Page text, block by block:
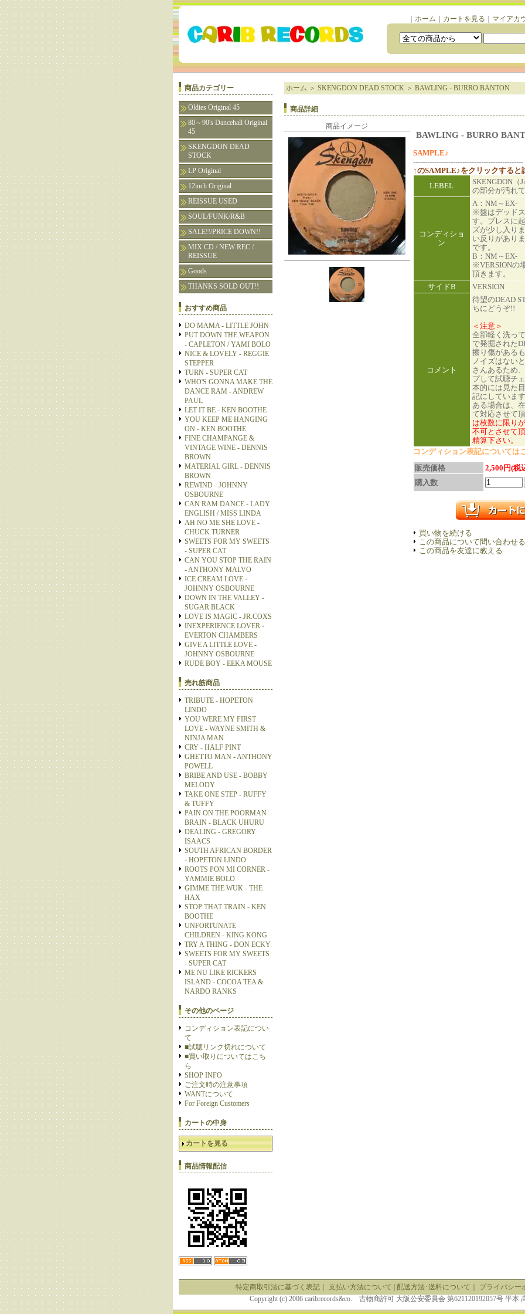
ホーム カートを見る マイアカ
商品カテゴリー
Oldies Original 45
80～90's Dancehall Original
45
SKENGDON DEAD
STOCK
LP Original
12inch Original
REISSUE USED
SOUL/FUNK/R&B
SALE!!/PRICE DOWN!!
MIX CD / NEW REC /
REISSUE
Goods
THANKS SOLD OUT!!
おすすめ商品
DO MAMA - LITTLE JOHN
PUT DOWN THE WEAPON
- CAPLETON / YAMI BOLO
NICE & LOVELY - REGGIE
STEPPER
TURN - SUPER CAT
WHO'S GONNA MAKE THE
DANCE RAM - ANDREW
PAUL
LET IT BE - KEN BOOTHE
YOU KEEP ME HANGING
ON - KEN BOOTHE
FINE CHAMPANGE &
VINTAGE WINE - DENNIS
BROWN
MATERIAL GIRL - DENNIS
BROWN
REWIND - JOHNNY
OSBOURNE
CAN RAM DANCE - LADY
ENGLISH / MISS LINDA
AH NO ME SHE LOVE -
CHUCK TURNER
SWEETS FOR MY SWEETS
- SUPER CAT
CAN YOU STOP THE RAIN
- ANTHONY MALVO
ICE CREAM LOVE -
JOHNNY OSBOURNE
DOWN IN THE VALLEY -
SUGAR BLACK
LOVE IS MAGIC - JR.COXS
INEXPERIENCE LOVER -
EVERTON CHAMBERS
GIVE A LITTLE LOVE -
JOHNNY OSBOURNE
RUDE BOY - EEKA MOUSE
売れ筋商品
TRIBUTE - HOPETON
LINDO
YOU WERE MY FIRST
LOVE - WAYNE SMITH &
NINJA MAN
CRY - HALF PINT
GHETTO MAN - ANTHONY
POWELL
BRIBE AND USE - BOBBY
MELODY
TAKE ONE STEP - RUFFY
& TUFFY
PAIN ON THE POORMAN
BRAIN - BLACK UHURU
DEALING - GREGORY
ISAACS
SOUTH AFRICAN BORDER
- HOPETON LINDO
ROOTS PON MI CORNER -
YAMMIE BOLO
GIMME THE WUK - THE
HAX
STOP THAT TRAIN - KEN
BOOTHE
UNFORTUNATE
CHILDREN - KING KONG
TRY A THING - DON ECKY
SWEETS FOR MY SWEETS
- SUPER CAT
ME NU LIKE RICKERS
ISLAND - COCOA TEA &
NARDO RANKS
その他のページ
コンディション表記につい
て
■試聴リンク切れについて
■買い取りについてはこち
ら
SHOP INFO
ご注文時の注意事項
WANTについて
For Foreign Customers
カートの中身
カートを見る
商品情報配信
ホーム ＞ SKENGDON DEAD STOCK＞ BAWLING - BURRO BANTON
商品詳細
商品イメージ
BAWLING - BURRO
SAMPLE♪
-----------------------------------------------
↑のSAMPLE♪をクリックすると
LEBEL
SKENGDON（
の部分が汚れ
コンディショ
ン
A：NM～EX-
※盤はデッド
す。プレスに
ズが少し入り
い反りがあり
です。
B：NM～EX-
※VERSIONの
頂きます。
サイドB
VERSION
コメント
待望のDEAD
ちにどうぞ!!
＜注意＞
全部軽く洗っ
で発掘された
擦り傷がある
ノイズはない
さんあるため
プして試聴チ
本的には見た
記にしていま
ある場合は、
て対応させて
は枚数に限り
不可とさせて
精算下さい。
コンディション表記については
販売価格
2,500円(税
購入数
買い物を続ける
この商品について問い合わせる
この商品を友達に教える
特定商取引法に基づく表記｜ 支払い方法について 配送方法･送料について
プライバシー
Copyright (c) 2006 caribrecords&co. 古物商許可 大阪公安委員会 第621120192057号 平本